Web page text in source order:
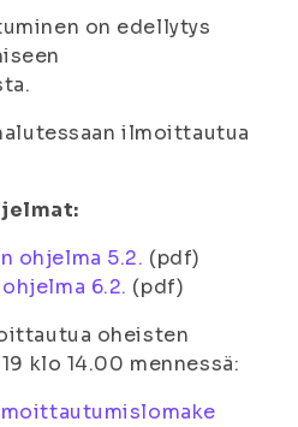
on edellytys
ilmoittautua
ohjelma 5.2. (pdf)
6.2. (pdf)
oheisten
klo 14.00 mennessä: